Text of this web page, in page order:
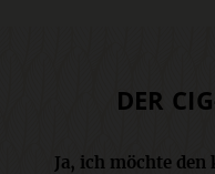
DER
Ja, ich möchte